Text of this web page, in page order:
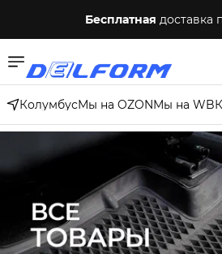
Бесплатная доставка
КолумбусМы на OZONМы на WB